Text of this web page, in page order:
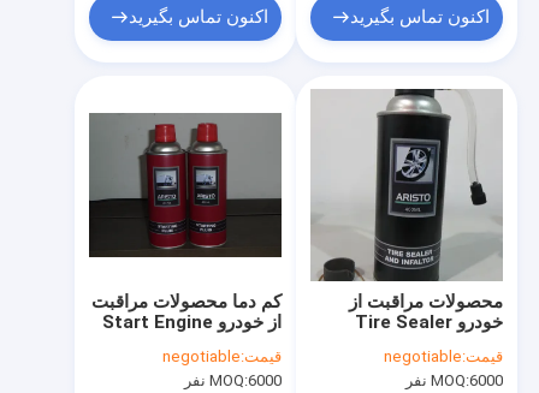
اکنون تماس بگیرید اکنون تماس بگیرید
کم دما محصولات مراقبت
از خودرو Start Engine
Start Spray Fluid
قیمت:negotiable
MOQ:6000 نفر
محصولات مراقبت از
خودرو Tire Sealer
400ML
قیمت:negotiable
MOQ:6000 نفر